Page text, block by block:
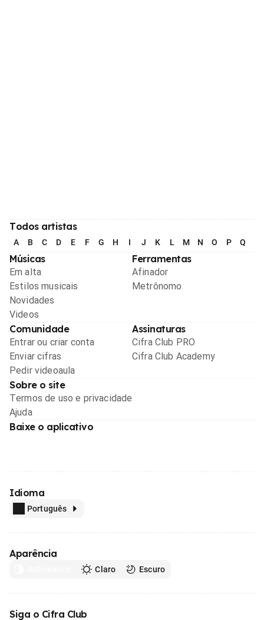
Todos artistas
A B C D E F G H I J K L M N O P Q
Músicas
Em alta
Estilos musicais
Novidades
Videos
Ferramentas
Afinador
Metrônomo
Comunidade
Entrar ou criar conta
Enviar cifras
Pedir videoaula
Assinaturas
Cifra Club PRO
Cifra Club Academy
Sobre o site
Termos de uso e privacidade
Ajuda
Baixe o aplicativo
Idioma
Português
Aparência
Claro Escuro
Siga o Cifra Club